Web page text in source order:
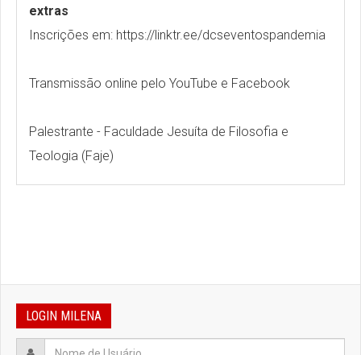
extras
Inscrições em: https://linktr.ee/dcseventospandemia
Transmissão online pelo YouTube e Facebook
Palestrante - Faculdade Jesuíta de Filosofia e
Teologia (Faje)
LOGIN MILENA